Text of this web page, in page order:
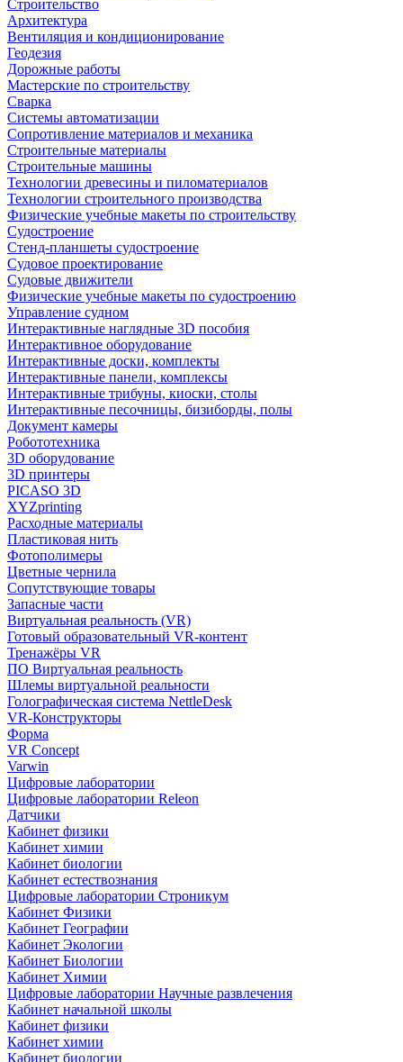
Строительство
Архитектура
Вентиляция и кондиционирование
Геодезия
Дорожные работы
Мастерские по строительству
Сварка
Системы автоматизации
Сопротивление материалов и механика
Строительные материалы
Строительные машины
Технологии древесины и пиломатериалов
Технологии строительного производства
Физические учебные макеты по строительству
Судостроение
Стенд-планшеты судостроение
Судовое проектирование
Судовые движители
Физические учебные макеты по судостроению
Управление судном
Интерактивные наглядные 3D пособия
Интерактивное оборудование
Интерактивные доски, комплекты
Интерактивные панели, комплексы
Интерактивные трибуны, киоски, столы
Интерактивные песочницы, бизиборды, полы
Документ камеры
Робототехника
3D оборудование
3D принтеры
PICASO 3D
XYZprinting
Расходные материалы
Пластиковая нить
Фотополимеры
Цветные чернила
Сопутствующие товары
Запасные части
Виртуальная реальность (VR)
Готовый образовательный VR-контент
Тренажёры VR
ПО Виртуальная реальность
Шлемы виртуальной реальности
Голографическая система NettleDesk
VR-Конструкторы
Форма
VR Concept
Varwin
Цифровые лаборатории
Цифровые лаборатории Releon
Датчики
Кабинет физики
Кабинет химии
Кабинет биологии
Кабинет естествознания
Цифровые лаборатории Строникум
Кабинет Физики
Кабинет Географии
Кабинет Экологии
Кабинет Биологии
Кабинет Химии
Цифровые лаборатории Научные развлечения
Кабинет начальной школы
Кабинет физики
Кабинет химии
Кабинет биологии